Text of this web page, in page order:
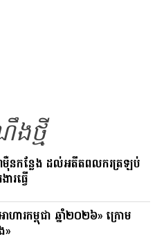
ថ្មី
ម៉ឺនកន្លែង ដល់អតីតពលករត្រឡប់
រធ្វើ
ហារកម្ពុជា ឆ្នាំ២០២៦» ក្រោម
»